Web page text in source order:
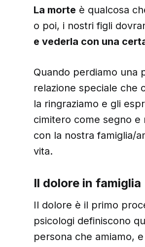
La morte è qualcosa
o poi, i nostri figli
e vederla con una
Quando perdiamo una
relazione speciale che
la ringraziamo e gli
cimitero come segno e
con la nostra famiglia/
vita.
Il dolore in famiglia
Il dolore è il primo
psicologi definiscono
persona che amiamo,